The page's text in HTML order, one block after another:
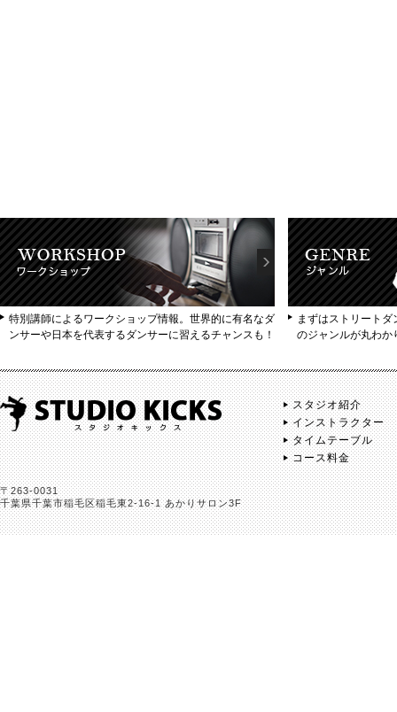
特別講師によるワークショップ情報。世界的に有名なダ
ンサーや日本を代表するダンサーに習えるチャンスも！
まずはストリート
のジャンルが丸わか
〒263-0031
千葉県千葉市稲毛区稲毛東2-16-1 あかりサロン3F
スタジオ紹介
インストラクター
タイムテーブル
コース料金